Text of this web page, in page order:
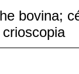
bovina;